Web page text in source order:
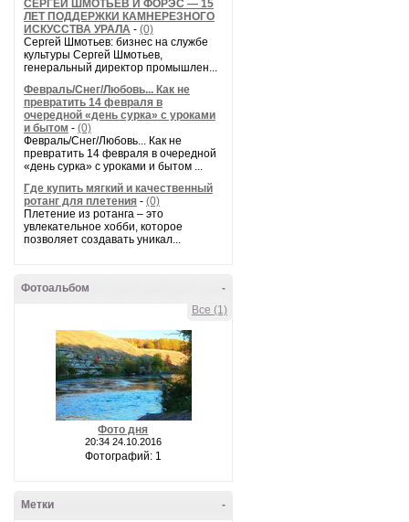
СЕРГЕЙ ШМОТЬЕВ И ФОРЭС — 15
ЛЕТ ПОДДЕРЖКИ КАМНЕРЕЗНОГО
ИСКУССТВА УРАЛА - (0)
Сергей Шмотьев: бизнес на службе
культуры Сергей Шмотьев,
генеральный директор промышлен...
Февраль/Снег/Любовь... Как не
превратить 14 февраля в
очередной «день сурка» с уроками
и бытом - (0)
Февраль/Снег/Любовь... Как не
превратить 14 февраля в очередной
«день сурка» с уроками и бытом ...
Где купить мягкий и качественный
ротанг для плетения - (0)
Плетение из ротанга – это
увлекательное хобби, которое
позволяет создавать уникал...
-
Фотоальбом
Все (1)
Фото дня
20:34 24.10.2016
Фотографий: 1
-
Метки